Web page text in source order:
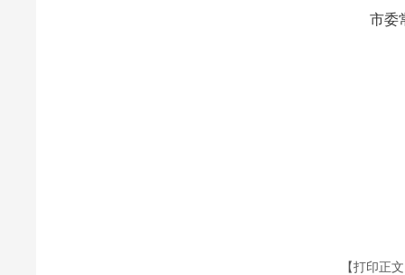
市委常
【打印正